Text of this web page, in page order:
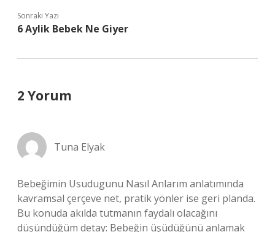
Sonraki Yazı
6 Aylik Bebek Ne Giyer
2 Yorum
Tuna Elyak
Bebeğimin Usudugunu Nasıl Anlarım anlatımında
kavramsal çerçeve net, pratik yönler ise geri planda.
Bu konuda akılda tutmanın faydalı olacağını
düşündüğüm detay: Bebeğin üşüdüğünü anlamak